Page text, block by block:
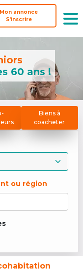
Mon annonce
S'inscrire
Mon annonce
S'inscrire
60 ans !
Biens à
coacheter
ou région